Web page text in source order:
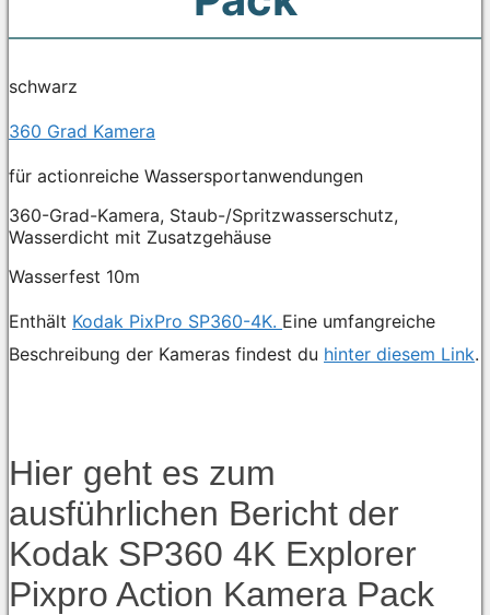
schwarz
360 Grad Kamera
für actionreiche Wassersportanwendungen
360-Grad-Kamera, Staub-/Spritzwasserschutz,
Wasserdicht mit Zusatzgehäuse
Wasserfest 10m
Enthält Kodak PixPro SP360-4K. Eine umfangreiche
Beschreibung der Kameras findest du hinter diesem Link.
Hier geht es zum
ausführlichen Bericht der
Kodak SP360 4K Explorer
Pixpro Action Kamera Pack